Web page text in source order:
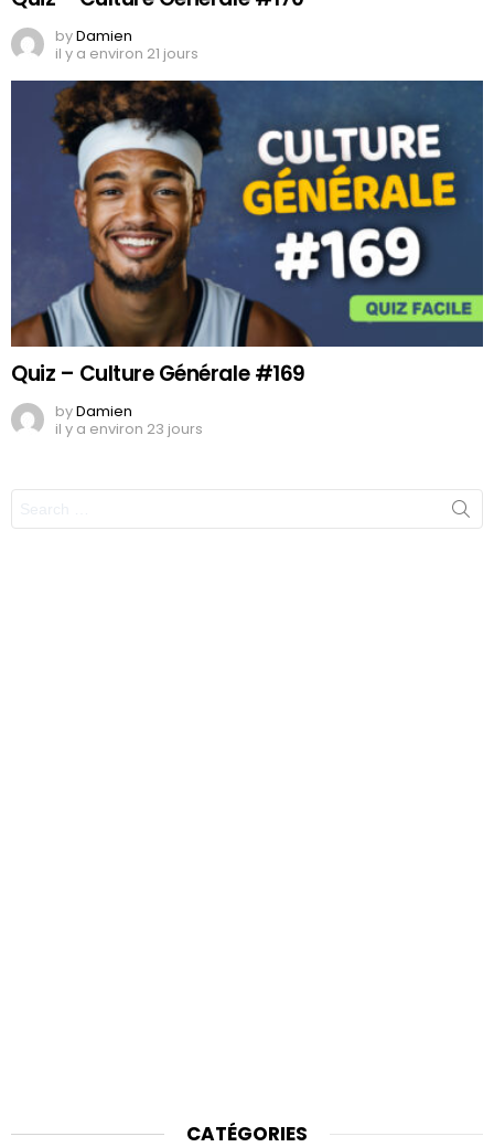
byDamien
il y a environ 21 jours
Quiz – Culture Générale #169
byDamien
il y a environ 23 jours
CATÉGORIES